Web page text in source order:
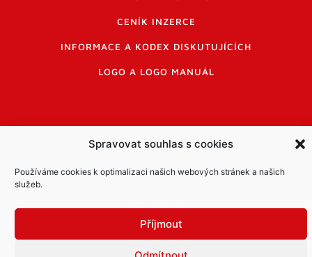
Spravovat souhlas s cookies
Používáme cookies k optimalizaci našich webových stránek a našich
služeb.
Příjmout
CENÍK INZERCE
INFORMACE A KODEX DISKUTUJÍCÍCH
LOGO A LOGO MANUÁL
PDF archiv Zpravodajů